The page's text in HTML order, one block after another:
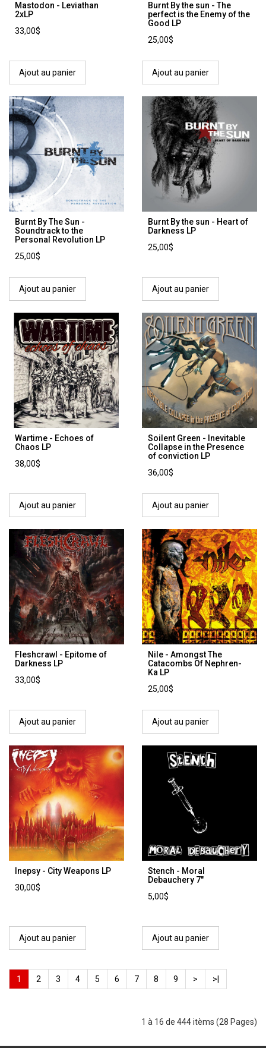
Mastodon - Leviathan
2xLP
33,00$
Ajout au panier
Burnt By the sun - The
perfect is the Enemy of the
Good LP
25,00$
Ajout au panier
Burnt By The Sun -
Soundtrack to the
Personal Revolution LP
25,00$
Ajout au panier
Burnt By the sun - Heart of
Darkness LP
25,00$
Ajout au panier
Wartime - Echoes of
Chaos LP
38,00$
Ajout au panier
Soilent Green - Inevitable
Collapse in the Presence
of conviction LP
36,00$
Ajout au panier
Fleshcrawl - Epitome of
Darkness LP
33,00$
Ajout au panier
Nile - Amongst The
Catacombs Of Nephren-
Ka LP
25,00$
Ajout au panier
Inepsy - City Weapons LP
30,00$
Ajout au panier
Stench - Moral
Debauchery 7"
5,00$
Ajout au panier
1 2 3 4 5 6 7 8 9 > >|
1 à 16 de 444 itèms (28 Pages)